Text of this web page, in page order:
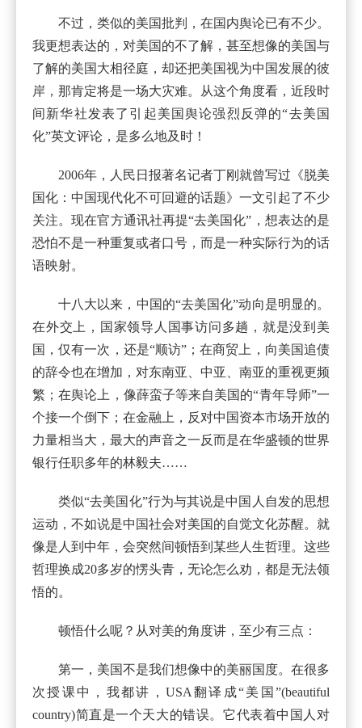
不过，类似的美国批判，在国内舆论已有不少。
我更想表达的，对美国的不了解，甚至想像的美国与
了解的美国大相径庭，却还把美国视为中国发展的彼
岸，那肯定将是一场大灾难。从这个角度看，近段时
间新华社发表了引起美国舆论强烈反弹的“去美国
化”英文评论，是多么地及时！
2006年，人民日报著名记者丁刚就曾写过《脱美
国化：中国现代化不可回避的话题》一文引起了不少
关注。现在官方通讯社再提“去美国化”，想表达的是
恐怕不是一种重复或者口号，而是一种实际行为的话
语映射。
十八大以来，中国的“去美国化”动向是明显的。
在外交上，国家领导人国事访问多趟，就是没到美
国，仅有一次，还是“顺访”；在商贸上，向美国追债
的辞令也在增加，对东南亚、中亚、南亚的重视更频
繁；在舆论上，像薛蛮子等来自美国的“青年导师”一
个接一个倒下；在金融上，反对中国资本市场开放的
力量相当大，最大的声音之一反而是在华盛顿的世界
银行任职多年的林毅夫……
类似“去美国化”行为与其说是中国人自发的思想
运动，不如说是中国社会对美国的自觉文化苏醒。就
像是人到中年，会突然间顿悟到某些人生哲理。这些
哲理换成20多岁的愣头青，无论怎么劝，都是无法领
悟的。
顿悟什么呢？从对美的角度讲，至少有三点：
第一，美国不是我们想像中的美丽国度。在很多
次授课中，我都讲，USA翻译成“美国”(beautiful
country)简直是一个天大的错误。它代表着中国人对